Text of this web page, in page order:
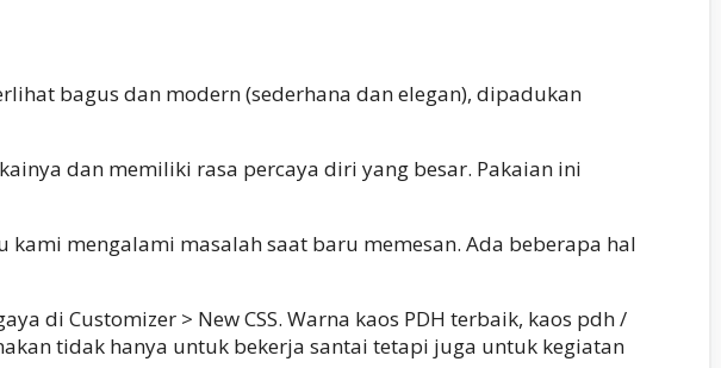
bagus dan modern (sederhana dan elegan), dipadukan
dan memiliki rasa percaya diri yang besar. Pakaian ini
mengalami masalah saat baru memesan. Ada beberapa hal
di Customizer > New CSS. Warna kaos PDH terbaik, kaos pdh /
tidak hanya untuk bekerja santai tetapi juga untuk kegiatan